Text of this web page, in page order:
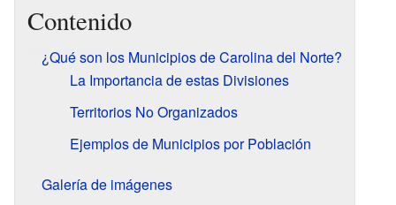
Contenido
¿Qué son los Municipios de Carolina del Norte?
La Importancia de estas Divisiones
Territorios No Organizados
Ejemplos de Municipios por Población
Galería de imágenes